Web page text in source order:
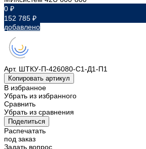
0 ₽
152 785 ₽
добавлено
Арт. ШТКУ-П-426080-С1-Д1-П1
Копировать артикул
В избранное
Убрать из избранного
Сравнить
Убрать из сравнения
Поделиться
Распечатать
под заказ
Задать вопрос